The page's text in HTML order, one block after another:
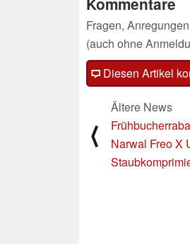
Fragen,
(auch ohne
Diesen Artikel
⟨
Ältere News
Narwal Freo X